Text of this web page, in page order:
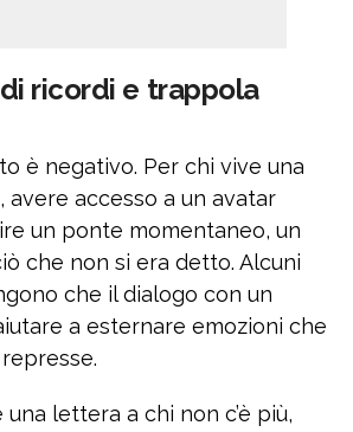
ricordi e trappola
è negativo. Per chi vive una
accesso a un avatar
un ponte momentaneo, un
che non si era detto. Alcuni
che il dialogo con un
a esternare emozioni che
lettera a chi non c’è più,